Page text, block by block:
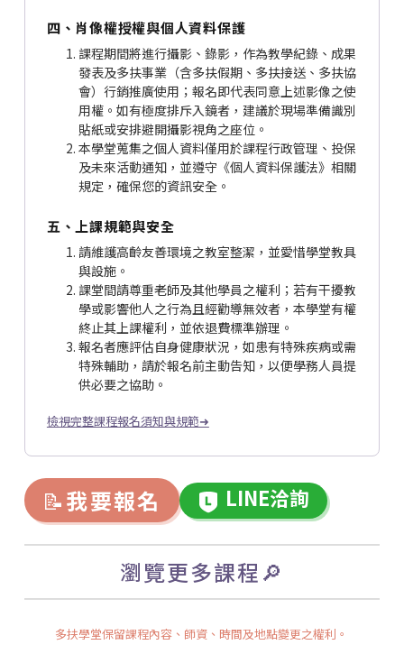
四、肖像權授權與個人資料保護
課程期間將進行攝影、錄影，作為教學紀錄、成果
發表及多扶事業（含多扶假期、多扶接送、多扶協
會）行銷推廣使用；報名即代表同意上述影像之使
用權。如有極度排斥入鏡者，建議於現場準備識別
貼紙或安排避開攝影視角之座位。
本學堂蒐集之個人資料僅用於課程行政管理、投保
及未來活動通知，並遵守《個人資料保護法》相關
規定，確保您的資訊安全。
五、上課規範與安全
請維護高齡友善環境之教室整潔，並愛惜學堂教具
與設施。
課堂間請尊重老師及其他學員之權利；若有干擾教
學或影響他人之行為且經勸導無效者，本學堂有權
終止其上課權利，並依退費標準辦理。
報名者應評估自身健康狀況，如患有特殊疾病或需
特殊輔助，請於報名前主動告知，以便學務人員提
供必要之協助。
檢視完整課程報名須知與規範➜
📝我要報名 LINE洽詢
瀏覽更多課程🔎
多扶學堂保留課程內容、師資、時間及地點變更之權利。